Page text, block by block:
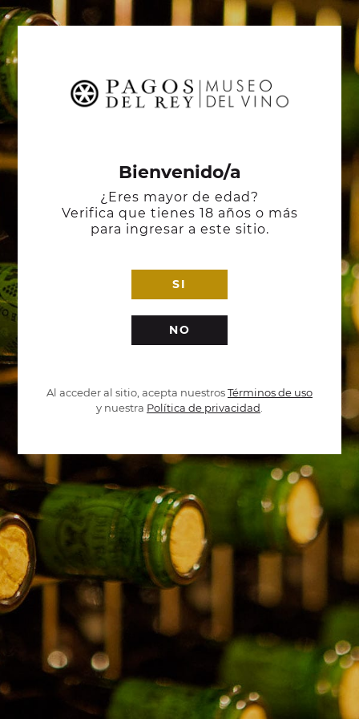
Bienvenido/a
¿Eres mayor de edad?
Verifica que tienes 18 años o más
para ingresar a este sitio.
SI
NO
Al acceder al sitio, acepta nuestrosTérminos de uso
y nuestra Política de privacidad